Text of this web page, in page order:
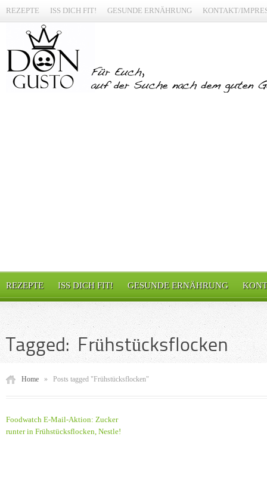
REZEPTE ISS DICH FIT! GESUNDE ERNÄHRUNG KONTAKT/
REZEPTE ISS DICH FIT! GESUNDE ERNÄHRUNG
Tagged: Frühstücksflocken
Home » Posts tagged "Frühstücksflocken"
Foodwatch E-Mail-Aktion: Zucker
runter in Frühstücksflocken, Nestle!